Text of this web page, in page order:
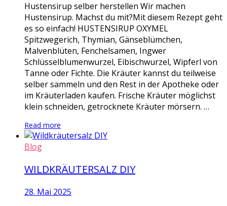
Hustensirup selber herstellen Wir machen
Hustensirup. Machst du mit?Mit diesem Rezept geht
es so einfach! HUSTENSIRUP OXYMEL
Spitzwegerich, Thymian, Gänseblümchen,
Malvenblüten, Fenchelsamen, Ingwer
Schlüsselblumenwurzel, Eibischwurzel, Wipferl von
Tanne oder Fichte. Die Kräuter kannst du teilweise
selber sammeln und den Rest in der Apotheke oder
im Kräuterladen kaufen. Frische Kräuter möglichst
klein schneiden, getrocknete Kräuter mörsern. …
Read more
Blog
WILDKRÄUTERSALZ DIY
28. Mai 2025